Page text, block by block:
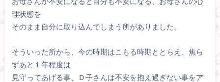
理状態を
そのまま自分に取り込んでしまう所がありました。
そういった所から、今の時期はこもる時期ととらえ、焦ら
ずあと１年程度は
見守ってあげる事、Ｄ子さんは不安を抱え過ぎない事をア